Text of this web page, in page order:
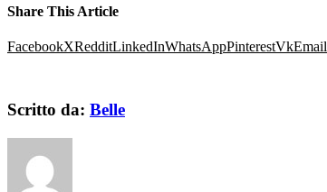
Share This Article
FacebookXRedditLinkedInWhatsAppPinterestVkEmail
Scritto da: Belle